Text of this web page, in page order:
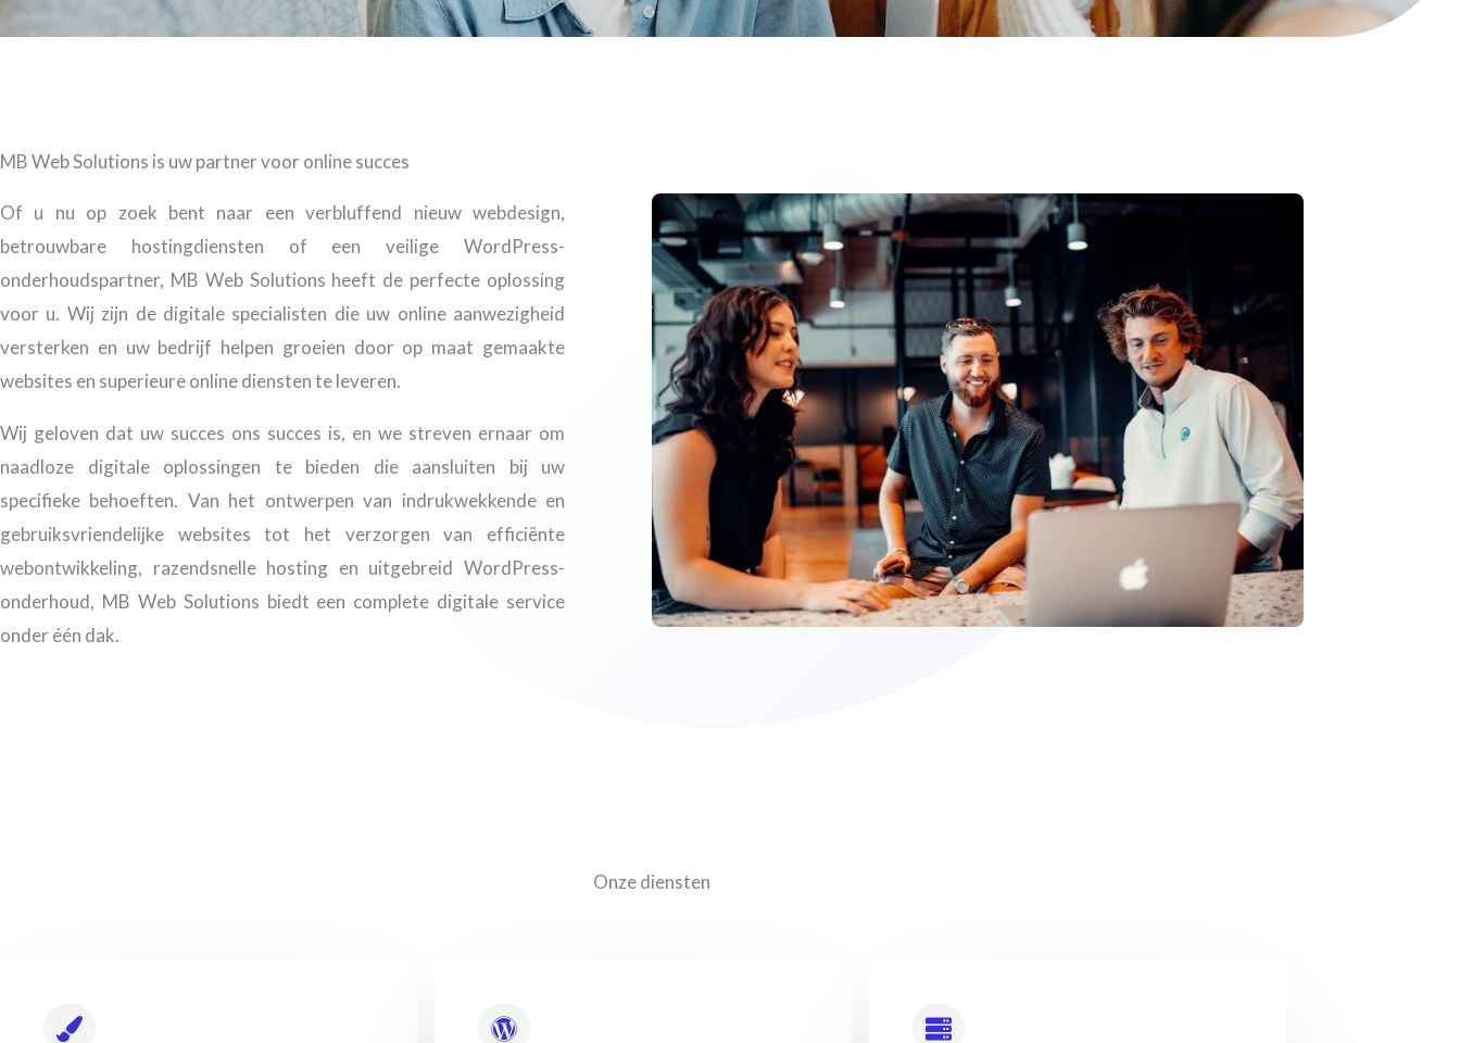
MB Web Solutions is uw partner voor online succes
Of u nu op zoek bent naar een verbluffend nieuw webdesign,
betrouwbare hostingdiensten of een veilige WordPress-
onderhoudspartner, MB Web Solutions heeft de perfecte oplossing
voor u. Wij zijn de digitale specialisten die uw online aanwezigheid
versterken en uw bedrijf helpen groeien door op maat gemaakte
websites en superieure online diensten te leveren.
Wij geloven dat uw succes ons succes is, en we streven ernaar om
naadloze digitale oplossingen te bieden die aansluiten bij uw
specifieke behoeften. Van het ontwerpen van indrukwekkende en
gebruiksvriendelijke websites tot het verzorgen van efficiënte
webontwikkeling, razendsnelle hosting en uitgebreid WordPress-
onderhoud, MB Web Solutions biedt een complete digitale service
onder één dak.
Onze diensten